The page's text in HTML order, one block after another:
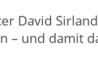
David
und damit